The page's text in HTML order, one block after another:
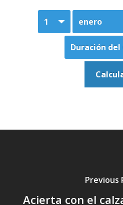
Previous
Acierta con el